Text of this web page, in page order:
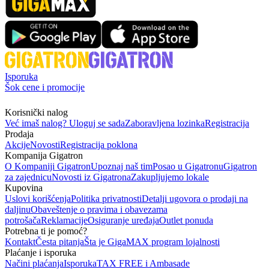
Isporuka
Šok cene i promocije
Korisnički nalog
Već imaš nalog? Uloguj se sadaZaboravljena lozinkaRegistracija
Prodaja
AkcijeNovostiRegistracija poklona
Kompanija Gigatron
O Kompaniji GigatronUpoznaj naš timPosao u GigatronuGigatron
za zajednicuNovosti iz GigatronaZakupljujemo lokale
Kupovina
Uslovi korišćenjaPolitika privatnostiDetalji ugovora o prodaji na
daljinuObaveštenje o pravima i obavezama
potrošačaReklamacijeOsiguranje uređajaOutlet ponuda
Potrebna ti je pomoć?
KontaktČesta pitanjaŠta je GigaMAX program lojalnosti
Plaćanje i isporuka
Načini plaćanjaIsporukaTAX FREE i Ambasade